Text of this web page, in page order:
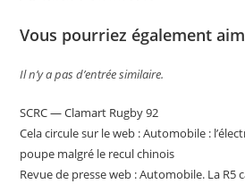
Vous pourriez également
Il n’y a pas d’entrée similaire.
SCRC — Clamart Rugby 92
Cela circule sur le web : Automobile :
poupe malgré le recul chinois
Revue de presse web : Automobile. La